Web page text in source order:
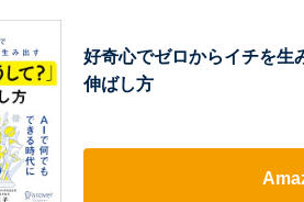
好奇心でゼロからイチを生
伸ばし方